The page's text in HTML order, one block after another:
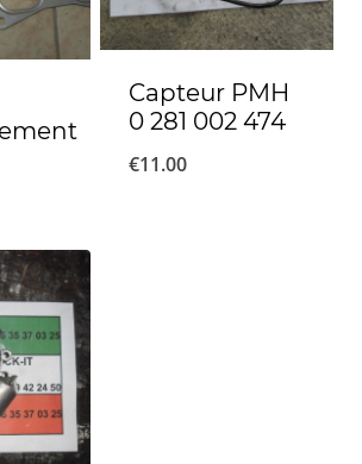
Capteur PMH
0 281 002 474
€11.00